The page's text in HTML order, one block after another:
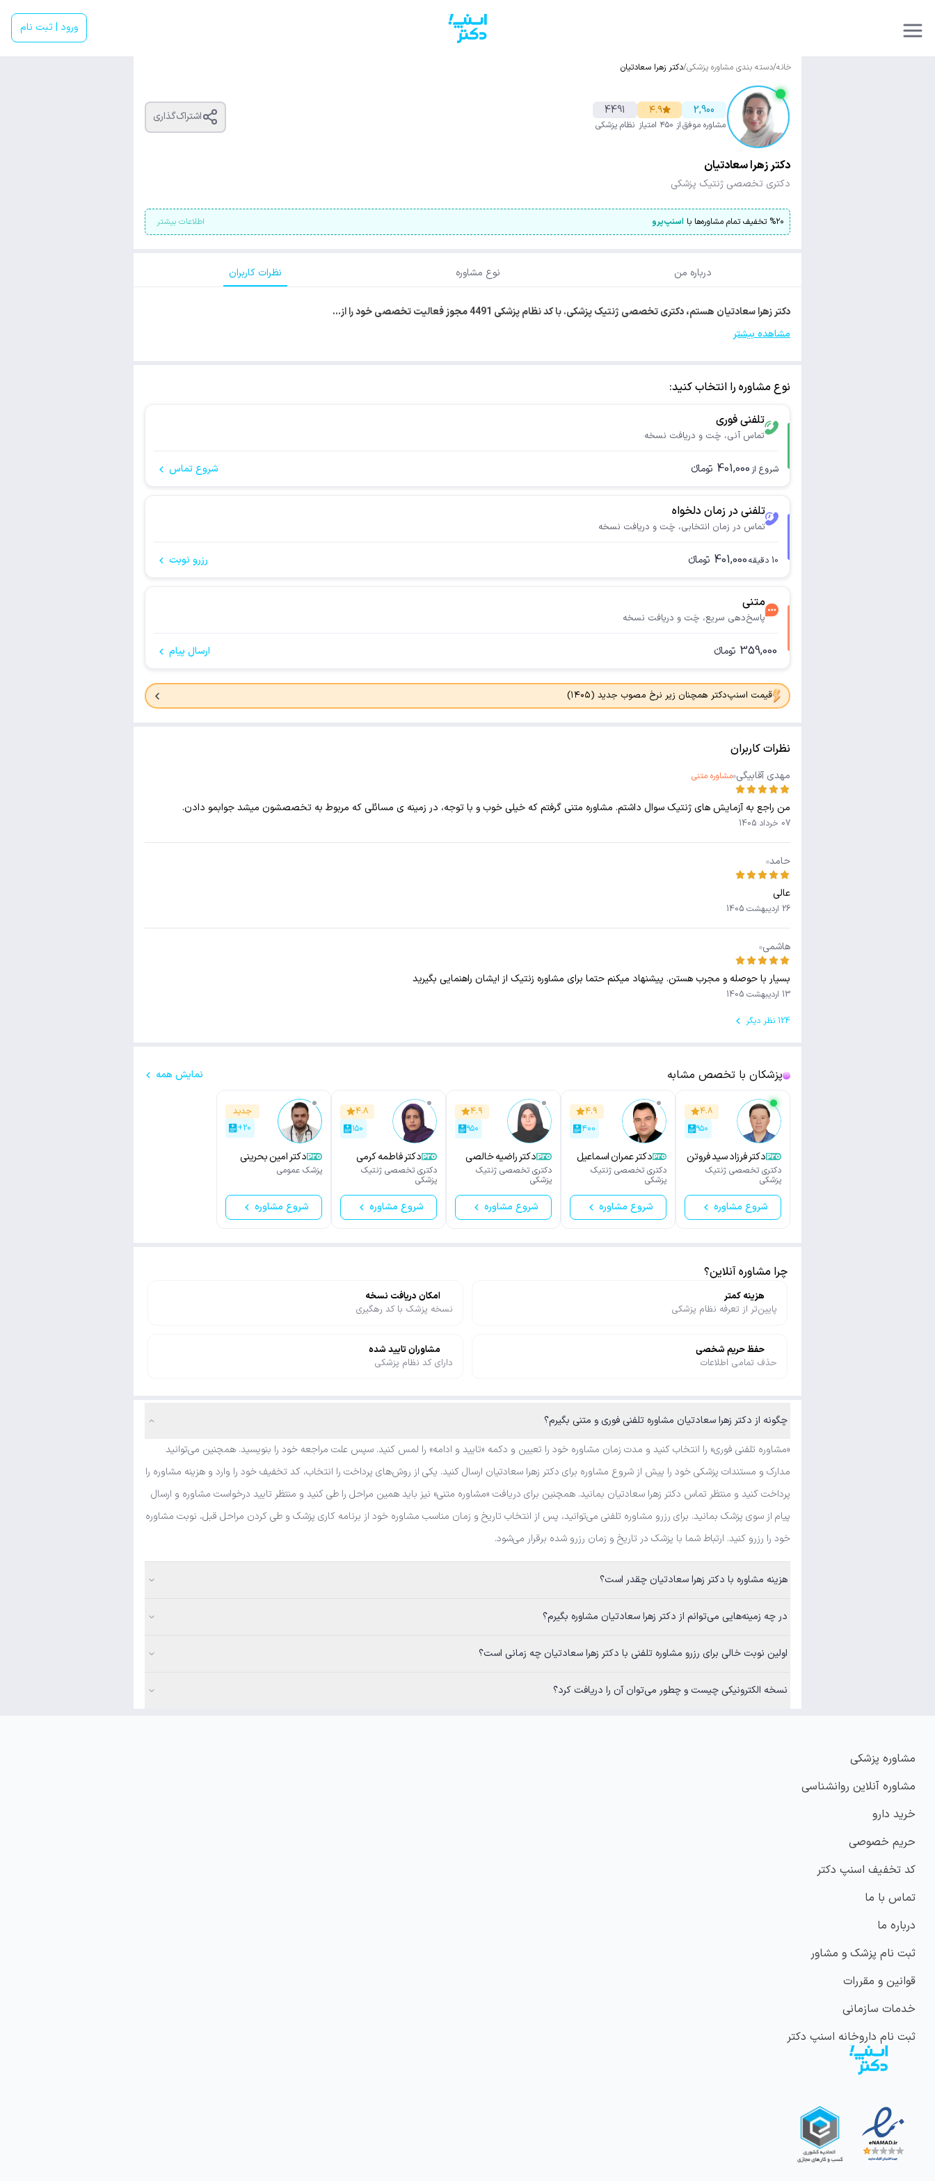
ورود | ثبت نام
خانه/دسته بندی مشاوره پزشکی/دکتر زهرا سعادتیان
2,900
مشاوره موفق
۴.۹
از ۴۵۰ امتیاز
4491
نظام پزشکی
اشتراک‌گذاری
دکتر زهرا سعادتیان
دکتری تخصصی ژنتیک پزشکی
%۲۰ تخفیف تمام مشاوره‌ها با اسنپ‌پرو اطلاعات بیشتر
درباره من نوع مشاوره نظرات کاربران
دکتر زهرا سعادتیان هستم، دکتری تخصصی ژنتیک پزشکی. با کد نظام پزشکی 4491 مجوز فعالیت تخصصی خود را از…
مشاهده بیشتر
نوع مشاوره را انتخاب کنید:
تلفنی فوری
تماس آنی، چَت و دریافت نسخه
شروع از 401,000 تومانء شروع تماس
تلفنی در زمان دلخواه
تماس در زمان انتخابی، چَت و دریافت نسخه
10 دقیقه401,000 تومانء رزرو نوبت
متنی
پاسخ‌دهی سریع، چَت و دریافت نسخه
359,000 تومانء ارسال پیام
قیمت اسنپ‌دکتر همچنان زیر نرخ مصوب جدید (۱۴۰۵)
نظرات کاربران
مهدی آقابیگی مشاوره متنی
من راجع به آزمایش های ژنتیک سوال داشتم. مشاوره متنی گرفتم که خیلی خوب و با توجه، در زمینه ی مسائلی که مربوط به تخصصشون میشد جوابمو دادن.
07 خرداد 1405
حامد
عالی
26 اردیبهشت 1405
هاشمی
بسیار با حوصله و مجرب هستن. پیشنهاد میکنم حتما برای مشاوره زنتیک از ایشان راهنمایی بگیرید
13 اردیبهشت 1405
124 نظر دیگر
پزشکان با تخصص مشابه نمایش همه
۴.۸
۹۵۰
دکتر فرزاد سید فروتن
دکتری تخصصی ژنتیک
پزشکی
شروع مشاوره
۴.۹
۴۰۰
دکتر عمران اسماعیل
زاده
دکتری تخصصی ژنتیک
پزشکی
شروع مشاوره
۴.۹
۹۵۰
دکتر راضیه خالصی
دکتری تخصصی ژنتیک
پزشکی
شروع مشاوره
۴.۸
۱۵۰
دکتر فاطمه کرمی
دکتری تخصصی ژنتیک
پزشکی
شروع مشاوره
جدید
+۲۰
دکتر امین بحرینی
پزشک عمومی
شروع مشاوره
چرا مشاوره آنلاین؟
هزینه کمتر
پایین‌تر از تعرفه نظام پزشکی
امکان دریافت نسخه
نسخه پزشک با کد رهگیری
حفظ حریم شخصی
حذف تمامی اطلاعات
مشاوران تایید شده
دارای کد نظام پزشکی
چگونه از دکتر زهرا سعادتیان مشاوره تلفنی فوری و متنی بگیرم؟
«مشاوره تلفنی فوری» را انتخاب کنید و مدت زمان مشاوره خود را تعیین و دکمه «تایید و ادامه» را لمس کنید. سپس علت مراجعه خود را بنویسید. همچنین می‌توانید
مدارک و مستندات پزشکی خود را پیش از شروع مشاوره برای دکتر زهرا سعادتیان ارسال کنید. یکی از روش‌های پرداخت را انتخاب، کد تخفیف خود را وارد و هزینه مشاوره را
پرداخت کنید و منتظر تماس دکتر زهرا سعادتیان بمانید. همچنین برای دریافت «مشاوره متنی» نیز باید همین مراحل را طی کنید و منتظر تایید درخواست مشاوره و ارسال
پیام از سوی پزشک بمانید. برای رزرو مشاوره تلفنی می‌توانید، پس از انتخاب تاریخ و زمان مناسب مشاوره خود از برنامه کاری پزشک و طی کردن مراحل قبل، نوبت مشاوره
خود را رزرو کنید. ارتباط شما با پزشک در تاریخ و زمان رزرو شده برقرار می‌شود.
هزینه مشاوره با دکتر زهرا سعادتیان چقدر است؟
در چه زمینه‌هایی می‌توانم از دکتر زهرا سعادتیان مشاوره بگیرم؟
اولین نوبت خالی برای رزرو مشاوره تلفنی با دکتر زهرا سعادتیان چه زمانی است؟
نسخه الکترونیکی چیست و چطور می‌توان آن را دریافت کرد؟
مشاوره پزشکی
مشاوره آنلاین روانشناسی
خرید دارو
حریم خصوصی
کد تخفیف اسنپ دکتر
تماس با ما
درباره ما
ثبت نام پزشک و مشاور
قوانین و مقررات
خدمات سازمانی
ثبت نام داروخانه اسنپ دکتر